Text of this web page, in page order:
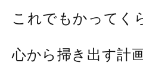
これでもかってく
心から掃き出す計